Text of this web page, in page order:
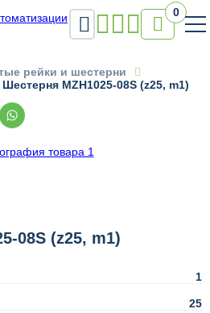
 0
рейки и шестерни
Шестерня MZH1025-08S (z25, m1)
08S (z25, m1)
1
25